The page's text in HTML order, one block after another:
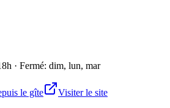
· Fermé: dim, lun, mar
le gîte Visiter le site